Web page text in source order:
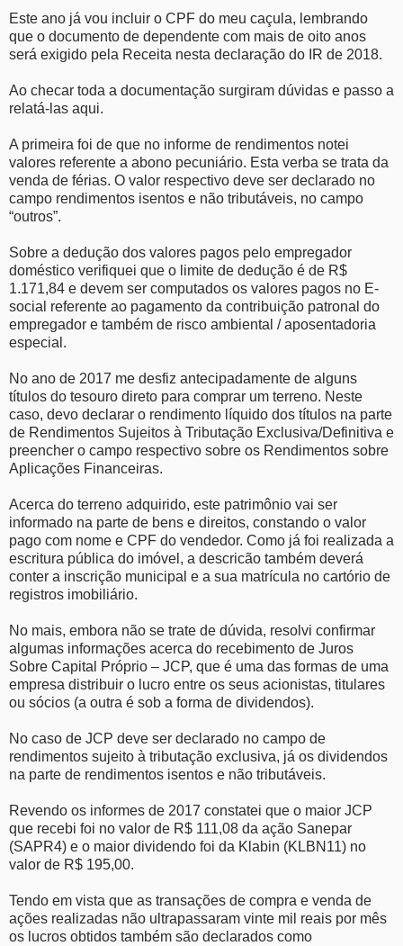
Este ano já vou incluir o CPF do meu caçula, lembrando
que o documento de dependente com mais de oito anos
será exigido pela Receita nesta declaração do IR de 2018.
Ao checar toda a documentação surgiram dúvidas e passo a
relatá-las aqui.
A primeira foi de que no informe de rendimentos notei
valores referente a abono pecuniário. Esta verba se trata da
venda de férias. O valor respectivo deve ser declarado no
campo rendimentos isentos e não tributáveis, no campo
“outros”.
Sobre a dedução dos valores pagos pelo empregador
doméstico verifiquei que o limite de dedução é de R$
1.171,84 e devem ser computados os valores pagos no E-
social referente ao pagamento da contribuição patronal do
empregador e também de risco ambiental / aposentadoria
especial.
No ano de 2017 me desfiz antecipadamente de alguns
títulos do tesouro direto para comprar um terreno. Neste
caso, devo declarar o rendimento líquido dos títulos na parte
de Rendimentos Sujeitos à Tributação Exclusiva/Definitiva e
preencher o campo respectivo sobre os Rendimentos sobre
Aplicações Financeiras.
Acerca do terreno adquirido, este patrimônio vai ser
informado na parte de bens e direitos, constando o valor
pago com nome e CPF do vendedor. Como já foi realizada a
escritura pública do imóvel, a descricão também deverá
conter a inscrição municipal e a sua matrícula no cartório de
registros imobiliário.
No mais, embora não se trate de dúvida, resolvi confirmar
algumas informações acerca do recebimento de Juros
Sobre Capital Próprio – JCP, que é uma das formas de uma
empresa distribuir o lucro entre os seus acionistas, titulares
ou sócios (a outra é sob a forma de dividendos).
No caso de JCP deve ser declarado no campo de
rendimentos sujeito à tributação exclusiva, já os dividendos
na parte de rendimentos isentos e não tributáveis.
Revendo os informes de 2017 constatei que o maior JCP
que recebi foi no valor de R$ 111,08 da ação Sanepar
(SAPR4) e o maior dividendo foi da Klabin (KLBN11) no
valor de R$ 195,00.
Tendo em vista que as transações de compra e venda de
ações realizadas não ultrapassaram vinte mil reais por mês
os lucros obtidos também são declarados como